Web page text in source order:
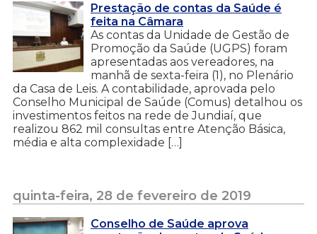
Prestação de contas da Saúde é
feita na Câmara
As contas da Unidade de Gestão de
Promoção da Saúde (UGPS) foram
apresentadas aos vereadores, na
manhã de sexta-feira (1), no Plenário
da Casa de Leis. A contabilidade, aprovada pelo
Conselho Municipal de Saúde (Comus) detalhou os
investimentos feitos na rede de Jundiaí, que
realizou 862 mil consultas entre Atenção Básica,
média e alta complexidade […]
quinta-feira, 28 de fevereiro de 2019
Conselho de Saúde aprova